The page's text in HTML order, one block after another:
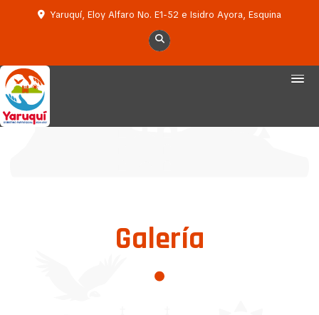
Yaruquí, Eloy Alfaro No. E1-52 e Isidro Ayora, Esquina
Galería